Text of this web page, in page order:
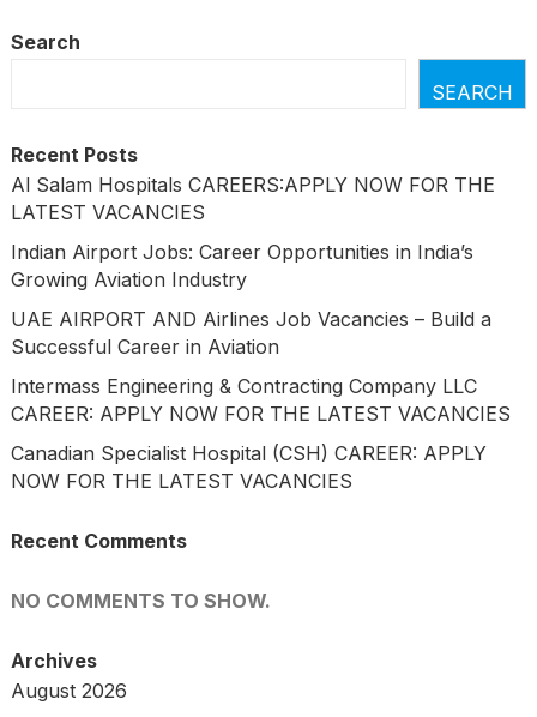
Search
SEARCH
Recent Posts
Al Salam Hospitals CAREERS:APPLY NOW FOR THE
LATEST VACANCIES
Indian Airport Jobs: Career Opportunities in India’s
Growing Aviation Industry
UAE AIRPORT AND Airlines Job Vacancies – Build a
Successful Career in Aviation
Intermass Engineering & Contracting Company LLC
CAREER: APPLY NOW FOR THE LATEST VACANCIES
Canadian Specialist Hospital (CSH) CAREER: APPLY
NOW FOR THE LATEST VACANCIES
Recent Comments
NO COMMENTS TO SHOW.
Archives
August 2026